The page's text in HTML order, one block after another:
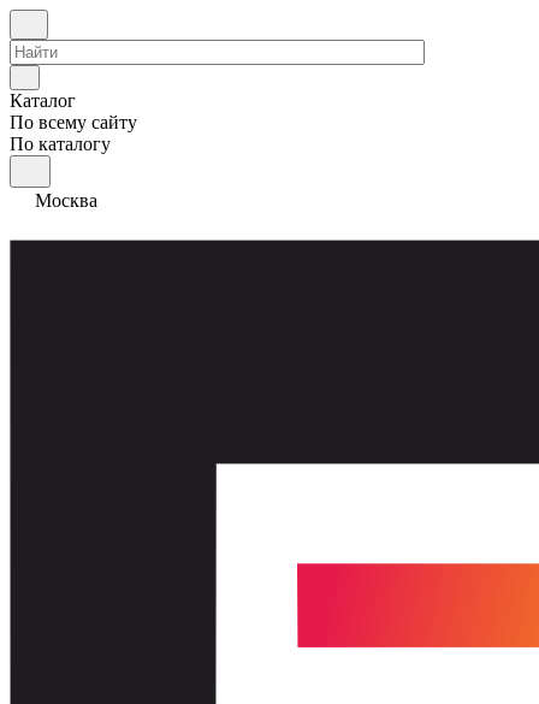
Каталог
По всему сайту
По каталогу
Москва